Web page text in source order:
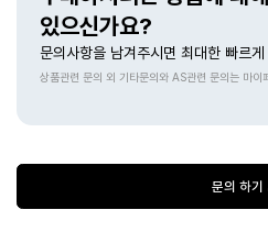
있으신가요?
문의사항을 남겨주시면 최대한 빠르
상품관련 문의 외 기타문의와 AS관련 문의는 마이
문의 하기